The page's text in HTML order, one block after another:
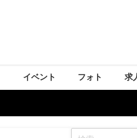
イベント フォト 求